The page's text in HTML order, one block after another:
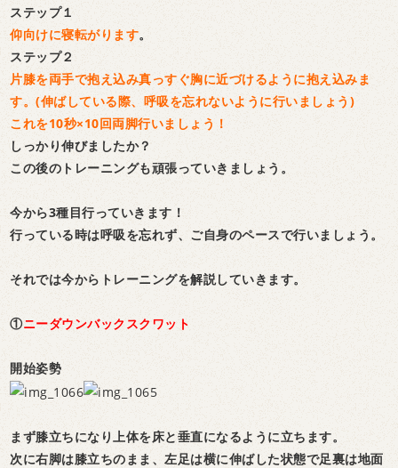
ステップ１
仰向けに寝転がります。
ステップ２
片膝を両手で抱え込み真っすぐ胸に近づけるように抱え込みま
す。(伸ばしている際、呼吸を忘れないように行いましょう)
これを10秒×10回両脚行いましょう！
しっかり伸びましたか？
この後のトレーニングも頑張っていきましょう。
今から3種目行っていきます！
行っている時は呼吸を忘れず、ご自身のペースで行いましょう。
それでは今からトレーニングを解説していきます。
①ニーダウンバックスクワット
開始姿勢
まず膝立ちになり上体を床と垂直になるように立ちます。
次に右脚は膝立ちのまま、左足は横に伸ばした状態で足裏は地面